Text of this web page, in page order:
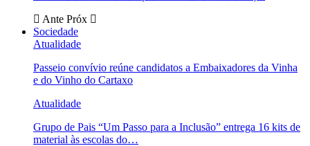
Ante Próx
Sociedade
Atualidade
Passeio convívio reúne candidatos a Embaixadores da Vinha
e do Vinho do Cartaxo
Atualidade
Grupo de Pais “Um Passo para a Inclusão” entrega 16 kits de
material às escolas do…